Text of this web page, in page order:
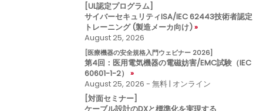
[UL認定プログラム]
サイバーセキュリティISA/IEC 62443技術者認定
トレーニング (製造メーカ向け)
August 25, 2026
[医療機器の安全規格入門ウェビナー 2026]
第4回：医用電気機器の電磁妨害/EMC試験（IEC
60601-1-2）
August 25, 2026 - 無料 | オンライン
[対面セミナー]